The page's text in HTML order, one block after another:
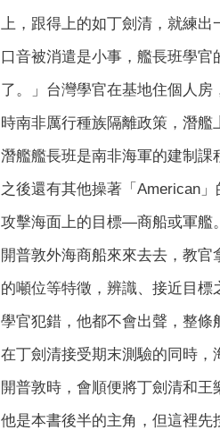
上，跟得上的如丁劍清，就練出
口音被消遣是小事，艦長班學
了。」台灣學官在基地住個人
時南非厲行種族隔離政策，潛艦
潛艦艦長班是南非海軍的建制
之後還有其他操著「American
攻擊海面上的目標—商船或軍艦。
開普敦外海商船來來去去，教
的噸位等特徵，辨識、接近目
學官犯錯，他都不會出聲，整條
在丁劍清接受期末測驗的同時
開普敦時，會順便將丁劍清和
他是本書後半的主角，但這裡先